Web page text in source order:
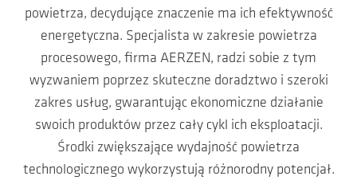
powietrza, decydujące znaczenie ma ich efektywność
energetyczna. Specjalista w zakresie powietrza
procesowego, firma AERZEN, radzi sobie z tym
wyzwaniem poprzez skuteczne doradztwo i szeroki
zakres usług, gwarantując ekonomiczne działanie
swoich produktów przez cały cykl ich eksploatacji.
Środki zwiększające wydajność powietrza
technologicznego wykorzystują różnorodny potencjał.